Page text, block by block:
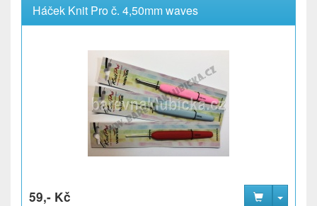
Háček Knit Pro č. 4,50mm waves
59,- Kč